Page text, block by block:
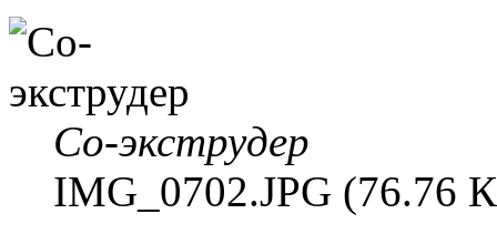
Со-экструдер
IMG_0702.JPG (76.76